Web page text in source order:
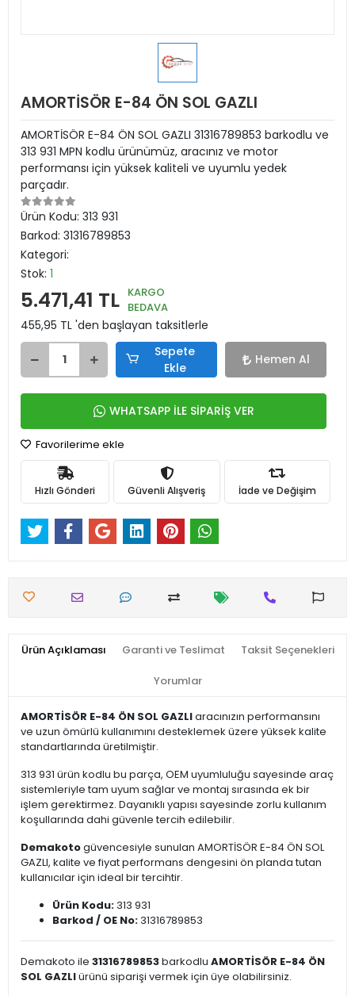
AMORTİSÖR E-84 ÖN SOL GAZLI
AMORTİSÖR E-84 ÖN SOL GAZLI 31316789853 barkodlu ve
313 931 MPN kodlu ürünümüz, aracınız ve motor
performansı için yüksek kaliteli ve uyumlu yedek
parçadır.
Ürün Kodu: 313 931
Barkod: 31316789853
Kategori:
Stok: 1
5.471,41 TL KARGO
BEDAVA
455,95 TL 'den başlayan taksitlerle
Sepete
Ekle
Hemen Al
WHATSAPP İLE SİPARİŞ VER
Favorilerime ekle
Hızlı Gönderi Güvenli Alışveriş İade ve Değişim
Ürün Açıklaması Garanti ve Teslimat Taksit Seçenekleri
Yorumlar
AMORTİSÖR E-84 ÖN SOL GAZLIaracınızın performansını
ve uzun ömürlü kullanımını desteklemek üzere yüksek kalite
standartlarında üretilmiştir.
313 931 ürün kodlu bu parça, OEM uyumluluğu sayesinde araç
sistemleriyle tam uyum sağlar ve montaj sırasında ek bir
işlem gerektirmez. Dayanıklı yapısı sayesinde zorlu kullanım
koşullarında dahi güvenle tercih edilebilir.
Demakotogüvencesiyle sunulan AMORTİSÖR E-84 ÖN SOL
GAZLI, kalite ve fiyat performans dengesini ön planda tutan
kullanıcılar için ideal bir tercihtir.
Ürün Kodu:313 931
Barkod / OE No:31316789853
Demakoto ile 31316789853barkodlu AMORTİSÖR E-84 ÖN
SOL GAZLIürünü siparişi vermek için üye olabilirsiniz.